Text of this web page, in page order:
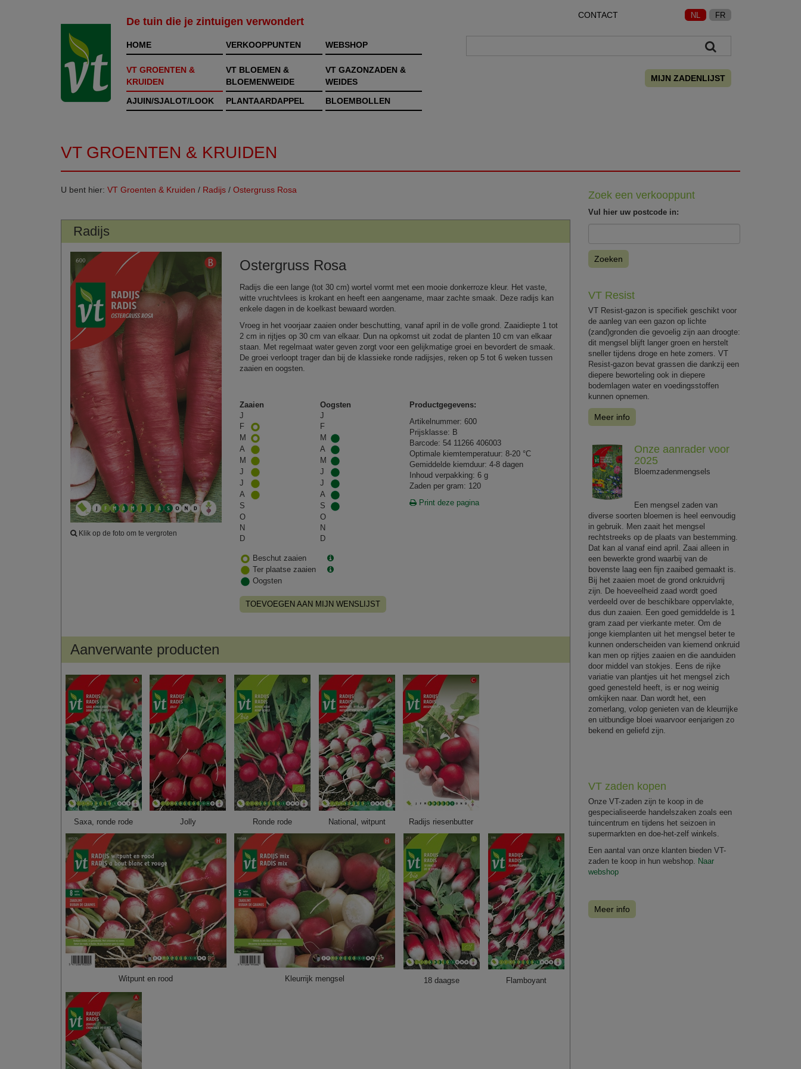
De tuin die je zintuigen verwondert
CONTACT NL FR
HOME VERKOOPPUNTEN WEBSHOP
VT GROENTEN &
KRUIDEN
VT BLOEMEN &
BLOEMENWEIDE
VT GAZONZADEN &
WEIDES
AJUIN/SJALOT/LOOK
PLANTAARDAPPEL BLOEMBOLLEN
MIJN ZADENLIJST
VT GROENTEN & KRUIDEN
U bent hier: VT Groenten & Kruiden / Radijs / Ostergruss Rosa
Radijs
Klik op de foto om te vergroten
Ostergruss Rosa
Radijs die een lange (tot 30 cm) wortel vormt met een mooie donkerroze kleur. Het vaste,
witte vruchtvlees is krokant en heeft een aangename, maar zachte smaak. Deze radijs kan
enkele dagen in de koelkast bewaard worden.
Vroeg in het voorjaar zaaien onder beschutting, vanaf april in de volle grond. Zaaidiepte 1 tot
2 cm in rijtjes op 30 cm van elkaar. Dun na opkomst uit zodat de planten 10 cm van elkaar
staan. Met regelmaat water geven zorgt voor een gelijkmatige groei en bevordert de smaak.
De groei verloopt trager dan bij de klassieke ronde radijsjes, reken op 5 tot 6 weken tussen
zaaien en oogsten.
Zaaien
Oogsten
J
J
F
F
M
M
A
A
M
M
J
J
J
J
A
A
S
S
O
O
N
N
D
D
Beschut zaaien
Ter plaatse zaaien
Oogsten
TOEVOEGEN AAN MIJN WENSLIJST
Productgegevens:
Artikelnummer: 600
Prijsklasse: B
Barcode: 54 11266 406003
Optimale kiemtemperatuur: 8-20 °C
Gemiddelde kiemduur: 4-8 dagen
Inhoud verpakking: 6 g
Zaden per gram: 120
Print deze pagina
Aanverwante producten
Saxa, ronde rode Jolly Ronde rode National, witpunt Radijs riesenbutter
Witpunt en rood Kleurrijk mengsel 18 daagse Flamboyant
Zoek een verkooppunt
Vul hier uw postcode in:
Zoeken
VT Resist
VT Resist-gazon is specifiek geschikt voor
de aanleg van een gazon op lichte
(zand)gronden die gevoelig zijn aan droogte:
dit mengsel blijft langer groen en herstelt
sneller tijdens droge en hete zomers. VT
Resist-gazon bevat grassen die dankzij een
diepere beworteling ook in diepere
bodemlagen water en voedingsstoffen
kunnen opnemen.
Meer info
Onze aanrader voor
2025
Bloemzadenmengsels
Een mengsel zaden van
diverse soorten bloemen is heel eenvoudig
in gebruik. Men zaait het mengsel
rechtstreeks op de plaats van bestemming.
Dat kan al vanaf eind april. Zaai alleen in
een bewerkte grond waarbij van de
bovenste laag een fijn zaaibed gemaakt is.
Bij het zaaien moet de grond onkruidvrij
zijn. De hoeveelheid zaad wordt goed
verdeeld over de beschikbare oppervlakte,
dus dun zaaien. Een goed gemiddelde is 1
gram zaad per vierkante meter. Om de
jonge kiemplanten uit het mengsel beter te
kunnen onderscheiden van kiemend onkruid
kan men op rijtjes zaaien en die aanduiden
door middel van stokjes. Eens de rijke
variatie van plantjes uit het mengsel zich
goed genesteld heeft, is er nog weinig
omkijken naar. Dan wordt het, een
zomerlang, volop genieten van de kleurrijke
en uitbundige bloei waarvoor eenjarigen zo
bekend en geliefd zijn.
VT zaden kopen
Onze VT-zaden zijn te koop in de
gespecialiseerde handelszaken zoals een
tuincentrum en tijdens het seizoen in
supermarkten en doe-het-zelf winkels.
Een aantal van onze klanten bieden VT-
zaden te koop in hun webshop. Naar
webshop
Meer info